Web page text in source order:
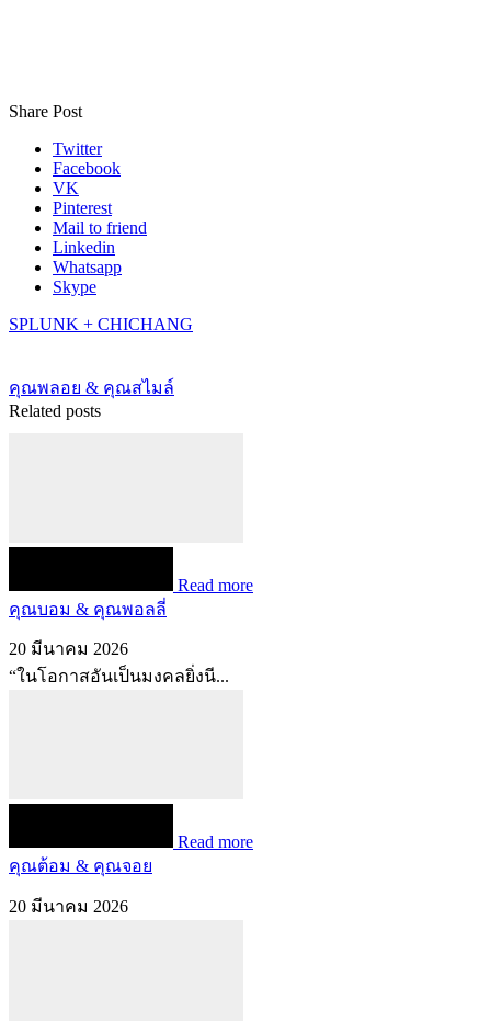
Share Post
Twitter
Facebook
VK
Pinterest
Mail to friend
Linkedin
Whatsapp
Skype
SPLUNK + CHICHANG
คุณพลอย & คุณสไมล์
Related posts
Read more
คุณบอม & คุณพอลลี่
20 มีนาคม 2026
“ในโอกาสอันเป็นมงคลยิ่งนี...
Read more
คุณต้อม & คุณจอย
20 มีนาคม 2026